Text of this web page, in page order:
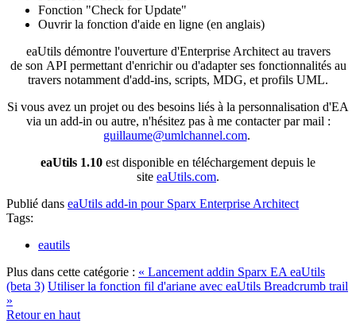
Fonction "Check for Update"
Ouvrir la fonction d'aide en ligne (en anglais)
eaUtils démontre l'ouverture d'Enterprise Architect au travers
de son API permettant d'enrichir ou d'adapter ses fonctionnalités au
travers notamment d'add-ins, scripts, MDG, et profils UML.
Si vous avez un projet ou des besoins liés à la personnalisation d'EA
via un add-in ou autre, n'hésitez pas à me contacter par mail :
guillaume@umlchannel.com.
eaUtils 1.10 est disponible en téléchargement depuis le
site eaUtils.com.
Publié dans eaUtils add-in pour Sparx Enterprise Architect
Tags:
eautils
Plus dans cette catégorie : « Lancement addin Sparx EA eaUtils
(beta 3) Utiliser la fonction fil d'ariane avec eaUtils Breadcrumb trail
»
Retour en haut